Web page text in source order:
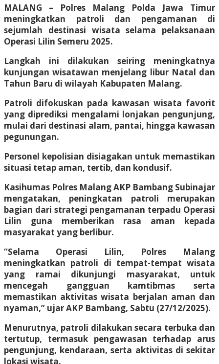
MALANG – Polres Malang Polda Jawa Timur
meningkatkan patroli dan pengamanan di
sejumlah destinasi wisata selama pelaksanaan
Operasi Lilin Semeru 2025.
Langkah ini dilakukan seiring meningkatnya
kunjungan wisatawan menjelang libur Natal dan
Tahun Baru di wilayah Kabupaten Malang.
Patroli difokuskan pada kawasan wisata favorit
yang diprediksi mengalami lonjakan pengunjung,
mulai dari destinasi alam, pantai, hingga kawasan
pegunungan.
Personel kepolisian disiagakan untuk memastikan
situasi tetap aman, tertib, dan kondusif.
Kasihumas Polres Malang AKP Bambang Subinajar
mengatakan, peningkatan patroli merupakan
bagian dari strategi pengamanan terpadu Operasi
Lilin guna memberikan rasa aman kepada
masyarakat yang berlibur.
“Selama Operasi Lilin, Polres Malang
meningkatkan patroli di tempat-tempat wisata
yang ramai dikunjungi masyarakat, untuk
mencegah gangguan kamtibmas serta
memastikan aktivitas wisata berjalan aman dan
nyaman,” ujar AKP Bambang, Sabtu (27/12/2025).
Menurutnya, patroli dilakukan secara terbuka dan
tertutup, termasuk pengawasan terhadap arus
pengunjung, kendaraan, serta aktivitas di sekitar
lokasi wisata.